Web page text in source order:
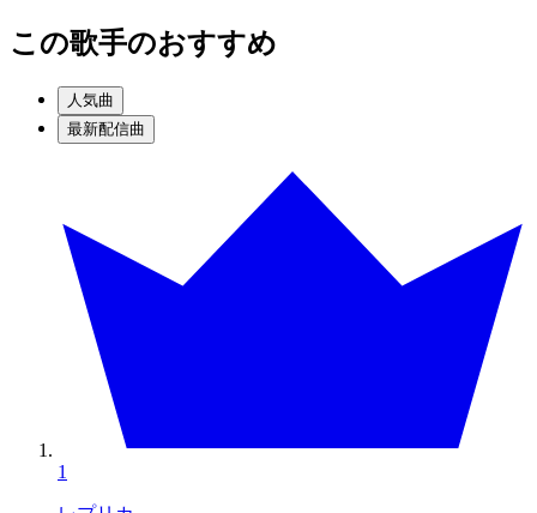
この歌手のおすすめ
人気曲
最新配信曲
1